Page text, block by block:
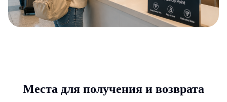
Места для получения и возврата